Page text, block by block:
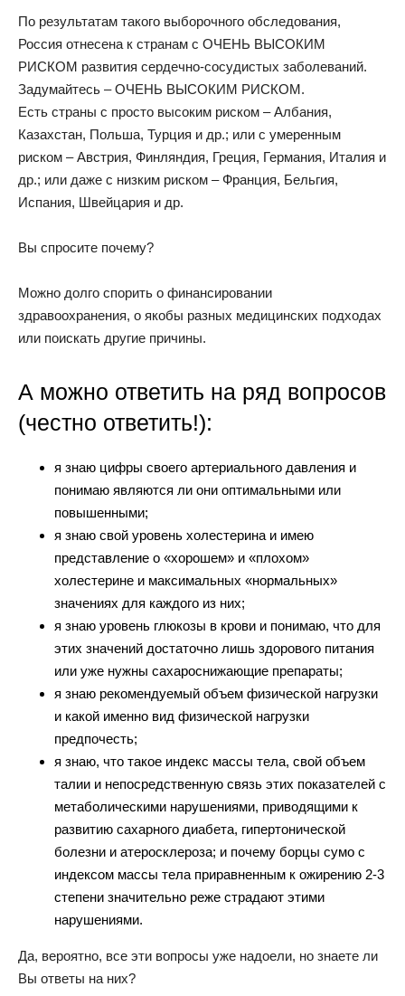
По результатам такого выборочного обследования,
Россия отнесена к странам с ОЧЕНЬ ВЫСОКИМ
РИСКОМ развития сердечно-сосудистых заболеваний.
Задумайтесь – ОЧЕНЬ ВЫСОКИМ РИСКОМ.
Есть страны с просто высоким риском – Албания,
Казахстан, Польша, Турция и др.; или с умеренным
риском – Австрия, Финляндия, Греция, Германия, Италия и
др.; или даже с низким риском – Франция, Бельгия,
Испания, Швейцария и др.
Вы спросите почему?
Можно долго спорить о финансировании
здравоохранения, о якобы разных медицинских подходах
или поискать другие причины.
А можно ответить на ряд вопросов
(честно ответить!):
я знаю цифры своего артериального давления и
понимаю являются ли они оптимальными или
повышенными;
я знаю свой уровень холестерина и имею
представление о «хорошем» и «плохом»
холестерине и максимальных «нормальных»
значениях для каждого из них;
я знаю уровень глюкозы в крови и понимаю, что для
этих значений достаточно лишь здорового питания
или уже нужны сахароснижающие препараты;
я знаю рекомендуемый объем физической нагрузки
и какой именно вид физической нагрузки
предпочесть;
я знаю, что такое индекс массы тела, свой объем
талии и непосредственную связь этих показателей с
метаболическими нарушениями, приводящими к
развитию сахарного диабета, гипертонической
болезни и атеросклероза; и почему борцы сумо с
индексом массы тела приравненным к ожирению 2-3
степени значительно реже страдают этими
нарушениями.
Да, вероятно, все эти вопросы уже надоели, но знаете ли
Вы ответы на них?